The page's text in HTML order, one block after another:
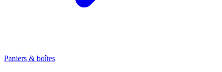
Paniers & boîtes